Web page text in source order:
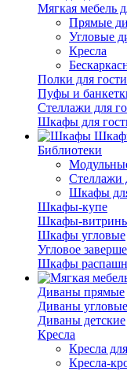
Мягкая мебель
Прямые
Угловые
Кресла
Полки для
Пуфы и
Стеллажи для
Шкафы для
Библиотеки
Стеллажи
Шкафы
Шкафы-купе
Шкафы-
Шкафы угловые
Угловое
Шкафы
Диваны прямые
Диваны угловые
Диваны детские
Кресла
Кресла
Кресла-